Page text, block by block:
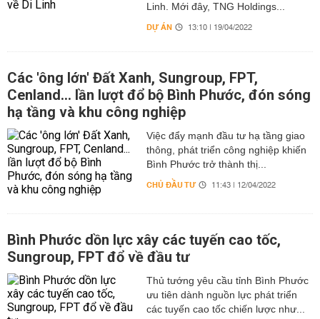
Linh. Mới đây, TNG Holdings...
DỰ ÁN 13:10 | 19/04/2022
Các 'ông lớn' Đất Xanh, Sungroup, FPT,
Cenland... lần lượt đổ bộ Bình Phước, đón sóng
hạ tầng và khu công nghiệp
Việc đẩy mạnh đầu tư hạ tầng giao
thông, phát triển công nghiệp khiến
Bình Phước trở thành thị...
CHỦ ĐẦU TƯ 11:43 | 12/04/2022
Bình Phước dồn lực xây các tuyến cao tốc,
Sungroup, FPT đổ về đầu tư
Thủ tướng yêu cầu tỉnh Bình Phước
ưu tiên dành nguồn lực phát triển
các tuyến cao tốc chiến lược như...